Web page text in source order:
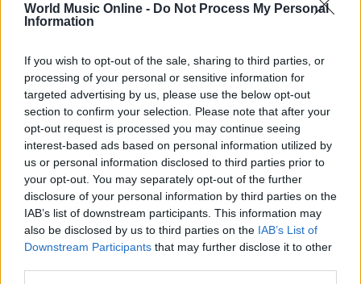
World Music Online - Do Not Process My Personal
Information
If you wish to opt-out of the sale, sharing to third parties, or
processing of your personal or sensitive information for
targeted advertising by us, please use the below opt-out
section to confirm your selection. Please note that after your
opt-out request is processed you may continue seeing
interest-based ads based on personal information utilized by
us or personal information disclosed to third parties prior to
your opt-out. You may separately opt-out of the further
disclosure of your personal information by third parties on the
IAB’s list of downstream participants. This information may
also be disclosed by us to third parties on the IAB’s List of
Downstream Participants that may further disclose it to other
Continua a leggere
NEWS